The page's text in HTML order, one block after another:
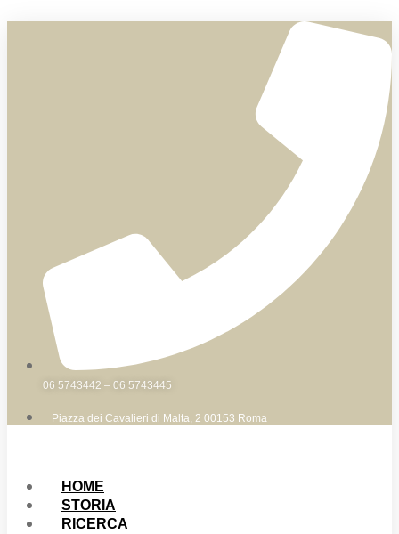
06 5743442 – 06 5743445
Piazza dei Cavalieri di Malta, 2 00153 Roma
HOME
STORIA
RICERCA